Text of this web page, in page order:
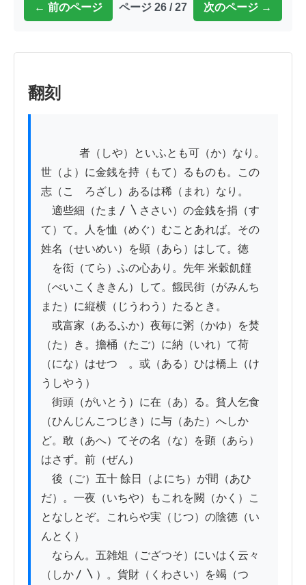
← 前のページ ページ 26 / 27 次のページ →
翻刻
世（よ）に金銭を持（もて）るものも。この
志（こゝろざし）あるは稀（まれ）なり。
適些細（たま〳〵ささい）の金銭を捐（す
て）て。人を恤（めぐ）むことあれば。その
姓名（せいめい）を顕（あら）はして。徳
を衒（てら）ふの心あり。先年 米穀飢饉
（べいこくききん）して。餓民街（がみんち
また）に縦横（じうわう）たるとき。
或富家（あるふか）夜毎に粥（かゆ）を焚
（た）き。擔桶（たご）に納（いれ）て荷
（にな）はせつゝ。或（ある）ひは橋上（け
うしやう）
街頭（がいとう）に在（あ）る。貧人乞食
（ひんじんこつじき）に与（あた）へしか
ど。敢（あへ）てその名（な）を顕（あら）
はさず。前（ぜん）
後（ご）五十 餘日（よにち）が間（あひ
だ）。一夜（いちや）もこれを闕（かく）こ
となしとぞ。これらや実（じつ）の陰徳（い
んとく）
ならん。五雑俎（ござつそ）にいはく云々
（しか〳〵）。貨財（くわさい）を竭（つ